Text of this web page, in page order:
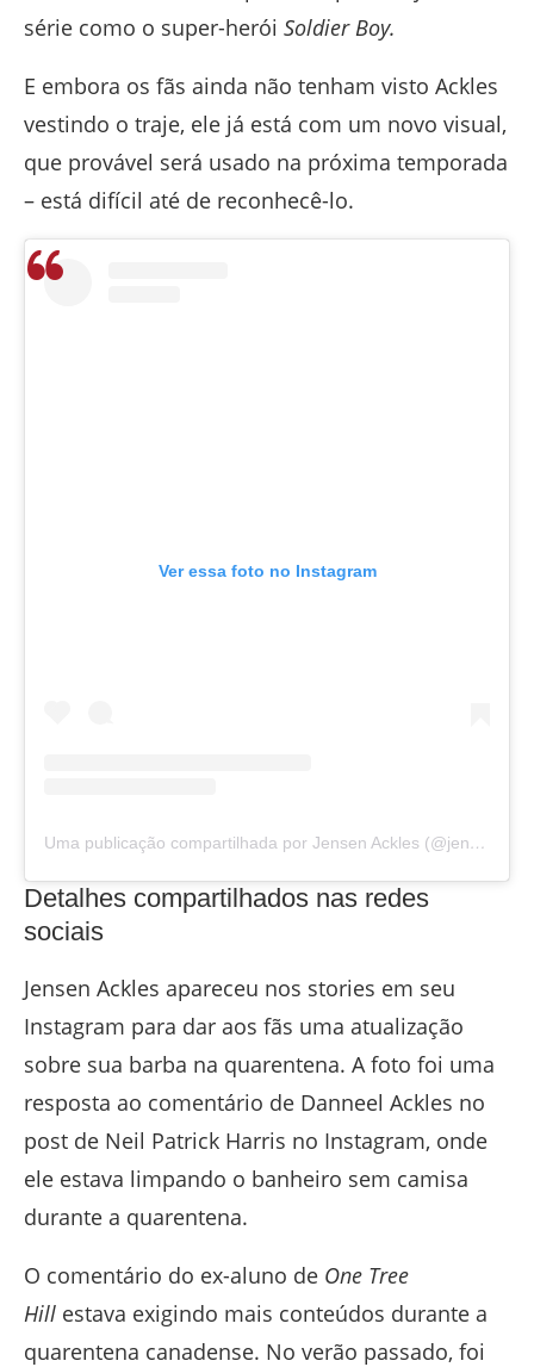
série como o super-herói Soldier Boy.
E embora os fãs ainda não tenham visto Ackles
vestindo o traje, ele já está com um novo visual,
que provável será usado na próxima temporada
– está difícil até de reconhecê-lo.
Ver essa foto no Instagram
Uma publicação compartilhada por Jensen Ackles (@jensenackles)
Detalhes compartilhados nas redes
sociais
Jensen Ackles apareceu nos stories em seu
Instagram para dar aos fãs uma atualização
sobre sua barba na quarentena. A foto foi uma
resposta ao comentário de Danneel Ackles no
post de Neil Patrick Harris no Instagram, onde
ele estava limpando o banheiro sem camisa
durante a quarentena.
O comentário do ex-aluno de One Tree
Hill estava exigindo mais conteúdos durante a
quarentena canadense. No verão passado, foi